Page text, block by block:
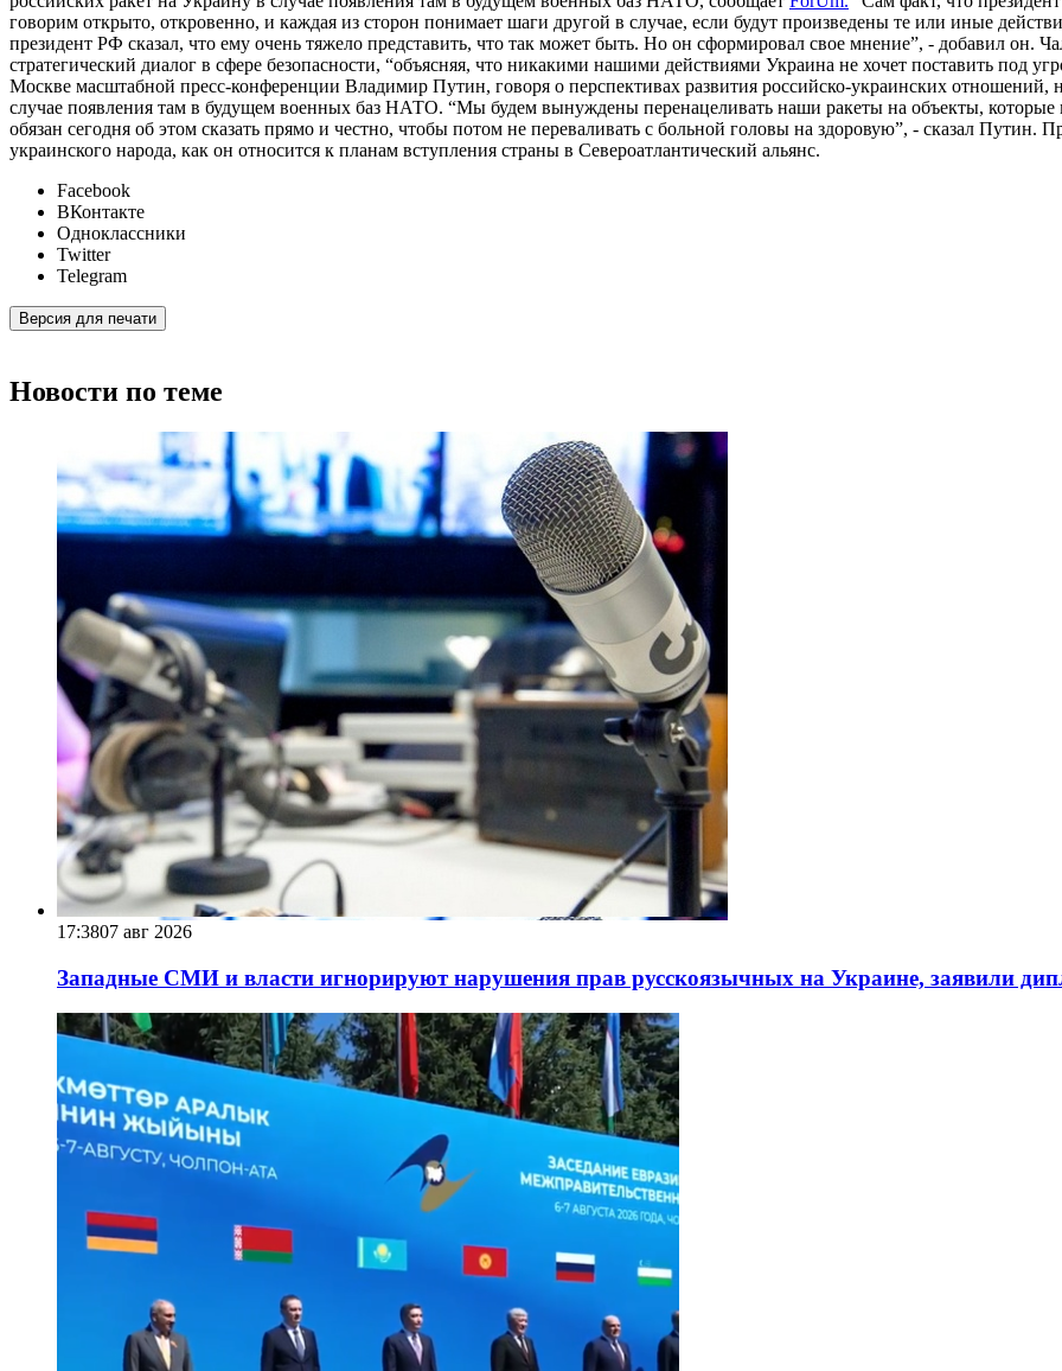
говорим открыто, откровенно, и каждая из сторон понимает шаги другой в случае, если будут произведены те или иные
президент РФ сказал, что ему очень тяжело представить, что так может быть. Но он сформировал свое мнение”, - добавил он.
стратегический диалог в сфере безопасности, “объясняя, что никакими нашими действиями Украина не хочет поставить под
Москве масштабной пресс-конференции Владимир Путин, говоря о перспективах развития российско-украинских отношений,
случае появления там в будущем военных баз НАТО. “Мы будем вынуждены перенацеливать наши ракеты на объекты,
обязан сегодня об этом сказать прямо и честно, чтобы потом не переваливать с больной головы на здоровую”, - сказал
украинского народа, как он относится к планам вступления страны в Североатлантический альянс.
Facebook
ВКонтакте
Одноклассники
Twitter
Telegram
Версия для печати
Новости по теме
17:3807 авг 2026
Западные СМИ и власти игнорируют нарушения прав русскоязычных на Украине, заявили